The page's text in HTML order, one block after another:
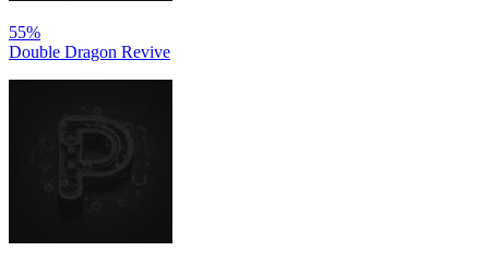
55%
Double Dragon Revive